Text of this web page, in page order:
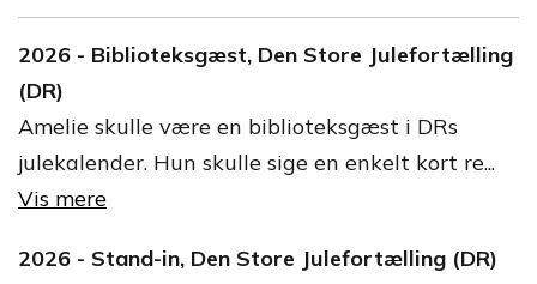
2026 - Biblioteksgæst, Den Store Julefortælling
(DR)
Amelie skulle være en biblioteksgæst i DRs
julekalender. Hun skulle sige en enkelt kort re...
Vis mere
2026 - Stand-in, Den Store Julefortælling (DR)